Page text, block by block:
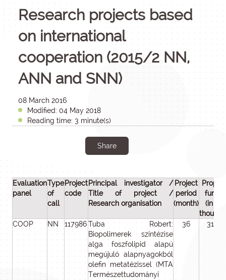
Research projects based
on international
cooperation (2015/2 NN,
ANN and SNN)
08 March 2016
Modified: 04 May 2018
Reading time: 3 minute(s)
Share
Evaluation
panel
Type
of
call
Project
code
Principal investigator /
Title of project /
Research organisation
Project
period
(month)
(in
COOP
NN 117986Tuba Robert:
Biopolimerek szintézise
alga foszfolipid alapú
megújuló alapnyagokból
olefin metatézissel (MTA
Természettudományi
36 31